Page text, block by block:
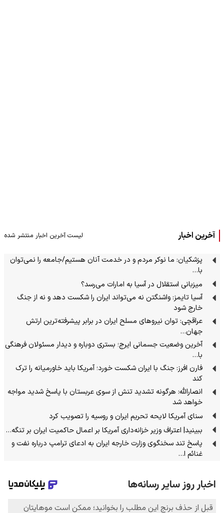
آخرین اخبار لیست آخرین اخبار منتشر شده
پزشکیان: ما نوکر مردم و در خدمت آنان هستیم/جامعه را نمی‌توان
با…
میزبانی استقلال در آسیا به امارات می‌رسد؟
آسیا تایمز: واشنگتن نه می‌تواند ایران را شکست دهد و نه از جنگ
خارج شود
عراقچی: توان نیروهای مسلح ایران در برابر پیشرفته‌ترین ارتش
جهان…
آخرین وضعیت جسمانی ایرج؛ بستری دوباره و دیدار مسئولان فرهنگی
با…
فارن افرز: جنگ با ایران شکست خورد؛ آمریکا باید خاورمیانه را ترک
کند
انصارالله: هرگونه تشدید تنش از سوی عربستان با پاسخ شدید مواجه
خواهد شد
سنای آمریکا لایحه تحریم ایران و روسیه را تصویب کرد
ببینید| اعتراف وزیر خزانه‌داری آمریکا بر اعمال حاکمیت ایران بر تنگه…
پاسخ تند سخنگوی وزارت خارجه ایران به ادعای ترامپ درباره نفت و
غنائم ا…